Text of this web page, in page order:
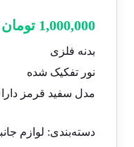
1,000,000 تومان
بدنه فلزی
نور تفکیک شده
مدل سفید قرمز
دسته‌بندی: لوازم